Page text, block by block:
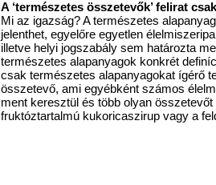
A ‘természetes összetevők’ felirat
Mi az igazság? A természetes
jelenthet, egyelőre egyetlen
illetve helyi jogszabály sem határozta
természetes alapanyagok konkrét
csak természetes alapanyagokat ígérő
összetevő, ami egyébként számos
ment keresztül és több olyan
fruktóztartalmú kukoricaszirup vagy a